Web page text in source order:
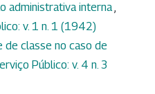
administrativa interna,
v. 1 n. 1 (1942)
de classe no caso de
Público: v. 4 n. 3